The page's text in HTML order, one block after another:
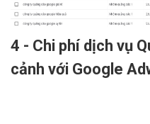
4 - Chi phí dịch vụ
cảnh với Google